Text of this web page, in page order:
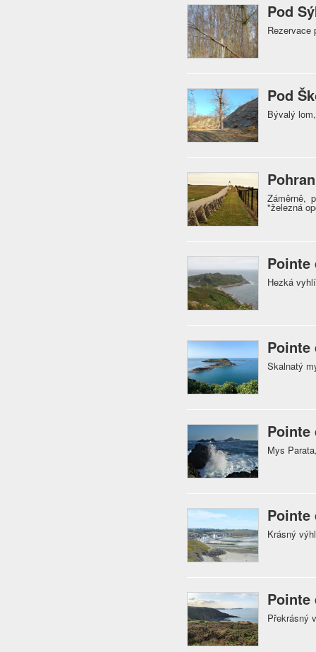
Pod
Rezervace
Pod
Bývalý
Záměrně,
"železná
Pointe
Hezká
Skalnatý
Pointe
Mys
Pointe
Krásný
Pointe
Překrásný